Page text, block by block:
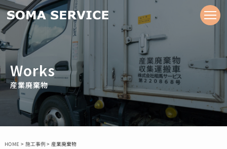
Works
産業廃棄物
HOME > 施工事例 > 産業廃棄物